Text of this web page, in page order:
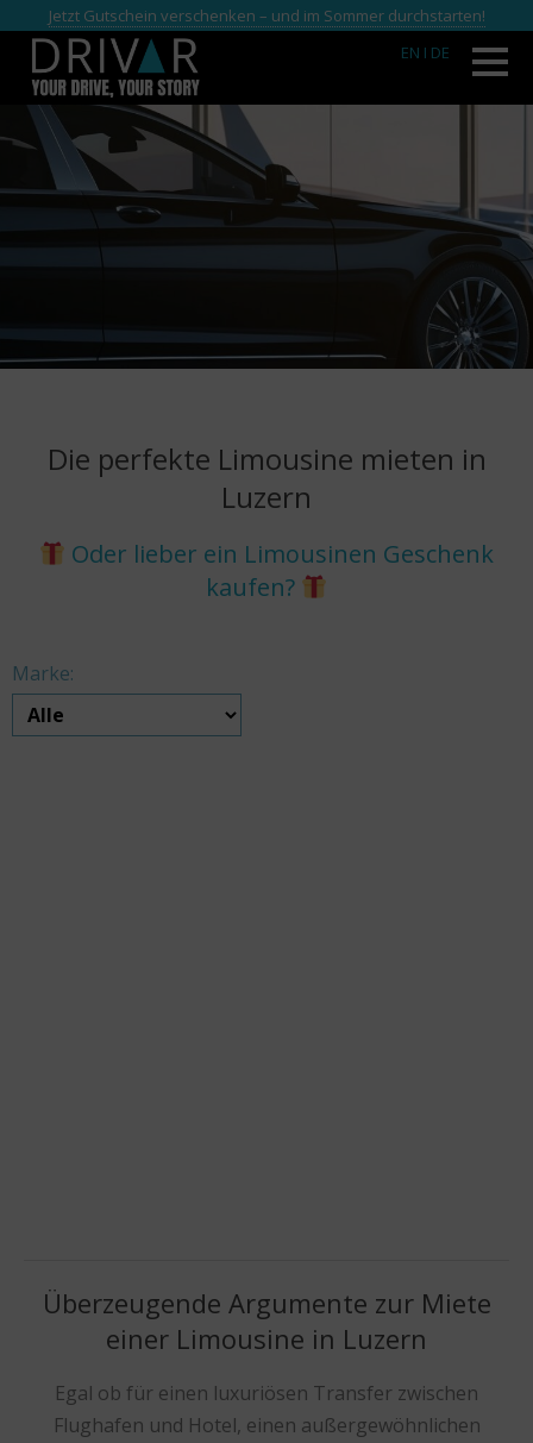
Jetzt Gutschein verschenken – und im Sommer durchstarten!
EN I DE
Die perfekte Limousine mieten in
Luzern
Oder lieber ein Limousinen Geschenk
kaufen?
Marke:
Überzeugende Argumente zur Miete
einer Limousine in Luzern
Egal ob für einen luxuriösen Transfer zwischen
Flughafen und Hotel, einen außergewöhnlichen